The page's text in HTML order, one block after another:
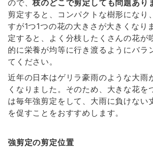
ので、枝のどこで剪定しても問題あり
剪定すると、コンパクトな樹形になり
すが1つ1つの花の大きさが大きくなり
定すると、よく分枝したくさんの花が
的に栄養が均等に行き渡るようにバラ
てください。
近年の日本はゲリラ豪雨のような大雨
くなりました。そのため、大きな花を
は毎年強剪定をして、大雨に負けない
を促すことをおすすめします。
強剪定の剪定位置